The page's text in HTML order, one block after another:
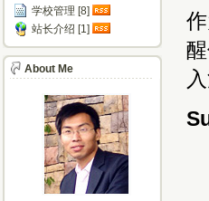
学校管理 [8]
站长介绍 [1]
About Me